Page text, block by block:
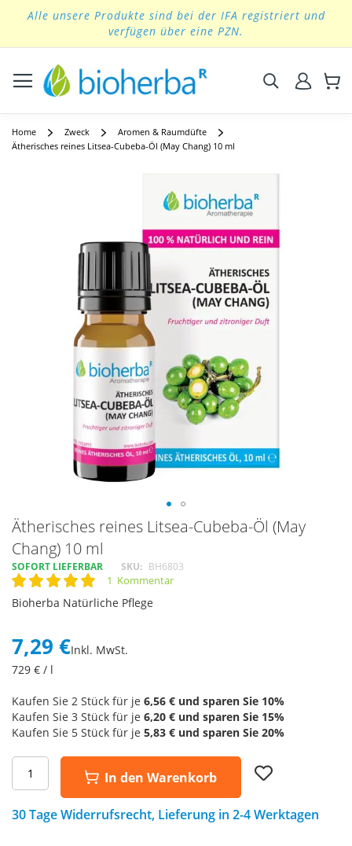
to
Alle unsere Produkte sind bei der IFA registriert und
verfügen über eine PZN.
Suchen
Home Zweck
Aromen & Raumdüfte
Ätherisches reines Litsea-Cubeba-Öl (May Chang) 10 ml
Ätherisches reines Litsea-Cubeba-Öl (May
Chang) 10 ml
SOFORT LIEFERBAR SKU BH6803
Rating: 1 Kommentar
Bioherba Natürliche Pflege
7,29 €Inkl. MwSt.
729 € / l
Kaufen Sie 2 Stück für je 6,56 € und sparen Sie 10%
Kaufen Sie 3 Stück für je 6,20 € und sparen Sie 15%
Kaufen Sie 5 Stück für je 5,83 € und sparen Sie 20%
In den Warenkorb
List
30 Tage Widerrufsrecht, Lieferung in 2-4 Werktagen
Skip
the
beginning
of
the